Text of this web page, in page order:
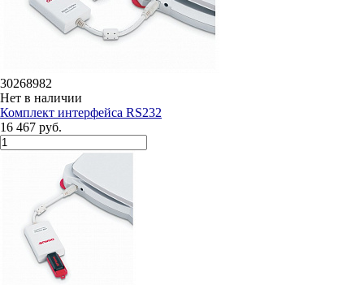
30268982
Нет в наличии
Комплект интерфейса RS232
16 467 руб.